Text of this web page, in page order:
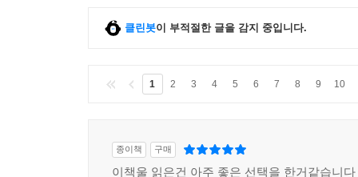
클린봇이 부적절한 글을 감지 중입니다.
1 2 3 4 5 6 7 8 9 10
종이책 구매
이책울 읽은건 아주 좋은 선택을 한거같습니다